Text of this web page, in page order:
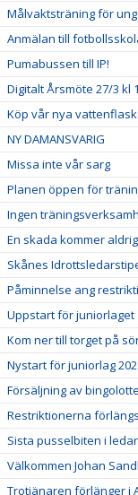
Målvaktsträning för
Anmälan till
Pumabussen till IP!
Digitalt Årsmöte 27/3 kl
Köp vår nya
NY DAMANSVARIG
Missa inte vår sarg
Planen öppen för
Ingen
En skada kommer
Skånes
Påminnelse ang
Uppstart för juniorlaget
Kom ner till torget på
Nystart för juniorlag
Försäljning av
Restriktionerna
Sista pusselbiten i
Välkommen Johan
Trotjänaren förlänger i